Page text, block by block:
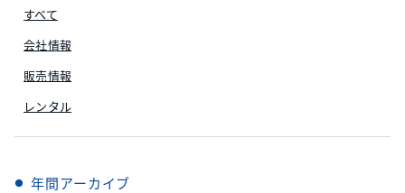
すべて
会社情報
販売情報
レンタル
年間アーカイブ